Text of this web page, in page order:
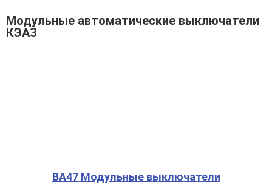
Модульные автоматические выключатели
КЭАЗ
ВА47 Модульные выключатели